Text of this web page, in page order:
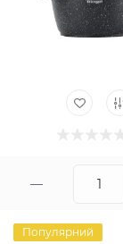
Популярний